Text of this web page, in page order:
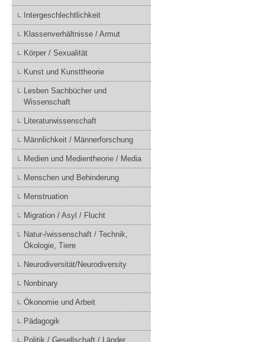
Intergeschlechtlichkeit
Klassenverhältnisse / Armut
Körper / Sexualität
Kunst und Kunsttheorie
Lesben Sachbücher und
Wissenschaft
Literaturwissenschaft
Männlichkeit / Männerforschung
Medien und Medientheorie / Media
Menschen und Behinderung
Menstruation
Migration / Asyl / Flucht
Natur-/wissenschaft / Technik,
Ökologie, Tiere
Neurodiversität/Neurodiversity
Nonbinary
Ökonomie und Arbeit
Pädagogik
Politik / Gesellschaft / Länder